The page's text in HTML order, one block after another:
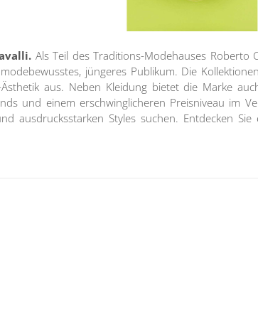
Als Teil des Traditions-Modehauses Roberto
jüngeres Publikum. Die
aus. Neben Kleidung bietet die Marke
und einem erschwinglicheren Preisniveau im
ausdrucksstarken Styles suchen. Entdecken